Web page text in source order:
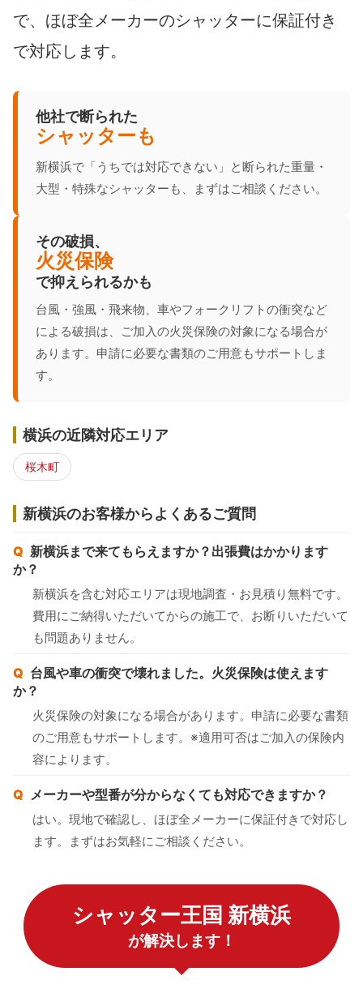
で、ほぼ全メーカーのシャッターに保証付き
で対応します。
他社で断られた
シャッターも
新横浜で「うちでは対応できない」と断られた重量・
大型・特殊なシャッターも、まずはご相談ください。
その破損、
火災保険
で抑えられるかも
台風・強風・飛来物、車やフォークリフトの衝突など
による破損は、ご加入の火災保険の対象になる場合が
あります。申請に必要な書類のご用意もサポートしま
す。
横浜の近隣対応エリア
桜木町
新横浜のお客様からよくあるご質問
新横浜まで来てもらえますか？出張費はかかります
か？
新横浜を含む対応エリアは現地調査・お見積り無料です。
費用にご納得いただいてからの施工で、お断りいただいて
も問題ありません。
台風や車の衝突で壊れました。火災保険は使えます
か？
火災保険の対象になる場合があります。申請に必要な書類
のご用意もサポートします。※適用可否はご加入の保険内
容によります。
メーカーや型番が分からなくても対応できますか？
はい。現地で確認し、ほぼ全メーカーに保証付きで対応し
ます。まずはお気軽にご相談ください。
シャッター王国 新横浜
が解決します！